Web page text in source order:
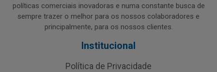
políticas comerciais inovadoras e numa constante busca de
sempre trazer o melhor para os nossos colaboradores e
principalmente, para os nossos clientes.
Institucional
Política de Privacidade